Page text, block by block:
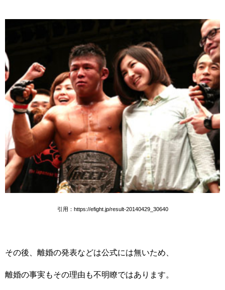
引用：https://efight.jp/result-20140429_30640
その後、離婚の発表などは公式には無いため、
離婚の事実もその理由も不明瞭ではあります。